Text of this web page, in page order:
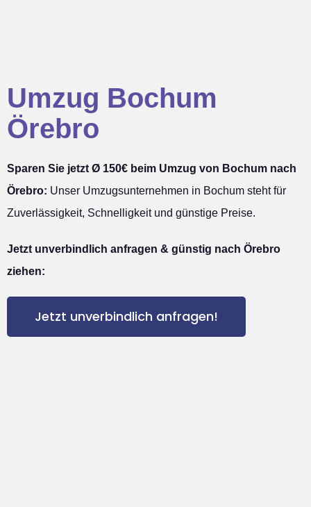
Umzug Bochum
Örebro
Sparen Sie jetzt Ø 150€ beim Umzug von Bochum nach
Örebro: Unser Umzugsunternehmen in Bochum steht für
Zuverlässigkeit, Schnelligkeit und günstige Preise.
Jetzt unverbindlich anfragen & günstig nach Örebro
ziehen:
Jetzt unverbindlich anfragen!